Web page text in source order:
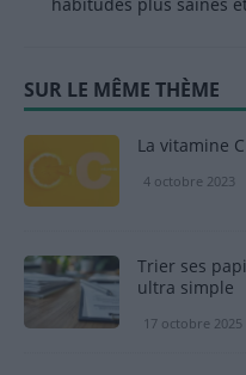
SUR LE MÊME THÈME
La vitamine
4 octobre 2023
Trier ses
ultra simple
17 octobre 2025